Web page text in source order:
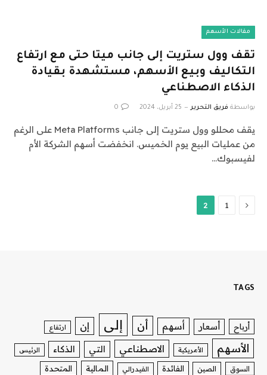
مقالات الأسهم
تقف وول ستريت إلى جانب ميتا حتى مع ارتفاع
التكاليف وبيع الأسهم، مستشهدة بقيادة
الذكاء الاصطناعي
بواسطة فريق التحرير 25 أبريل، 2024 0
يقف محللو وول ستريت إلى جانب Meta Platforms على الرغم
من عمليات البيع يوم الخميس. انخفضت أسهم الشركة الأم
لفيسبوك…
السابق
1
2
TAGS
أرباح أسعار أسهم أن إلى إن ارتفاع
الأسهم الأمريكية الاصطناعي التي الذكاء الرئيس
السوق الصين الفائدة الفيدرالي المالية المتحدة